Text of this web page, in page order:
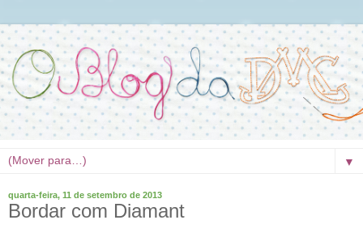
▼
quarta-feira, 11 de setembro de 2013
Bordar com Diamant